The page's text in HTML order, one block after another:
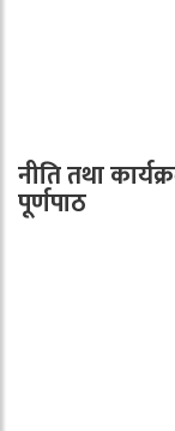
नीति तथा
पूर्णपाठ